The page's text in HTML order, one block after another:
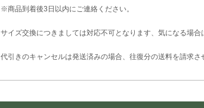
※商品到着後3日以内にご連絡ください。
サイズ交換につきましては対応不可となります、気になる場合
代引きのキャンセルは発送済みの場合、往復分の送料を請求さ